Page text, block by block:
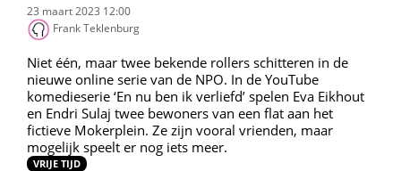
23 maart 2023 12:00
Frank Teklenburg
Niet één, maar twee bekende rollers schitteren in de
nieuwe online serie van de NPO. In de YouTube
komedieserie ‘En nu ben ik verliefd’ spelen Eva Eikhout
en Endri Sulaj twee bewoners van een flat aan het
fictieve Mokerplein. Ze zijn vooral vrienden, maar
mogelijk speelt er nog iets meer.
VRIJE TIJD